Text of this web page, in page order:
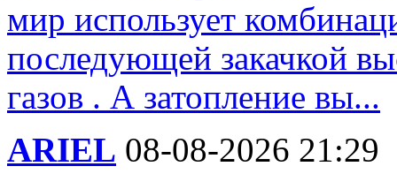
мир использует
последующей закачкой
газов . А затопление вы...
ARIEL 08-08-2026 21:29